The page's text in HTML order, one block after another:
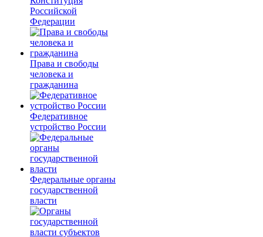
Российской
Федерации
Права и свободы
человека и
гражданина
Федеративное
устройство России
Федеральные органы
государственной
власти